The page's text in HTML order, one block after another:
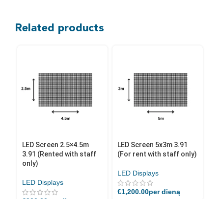
Related products
LED Screen 2.5×4.5m
3.91 (Rented with staff
only)
LED Displays
LED Screen 5x3m 3.91
(For rent with staff only)
LED Displays
€1,200.00per dieną